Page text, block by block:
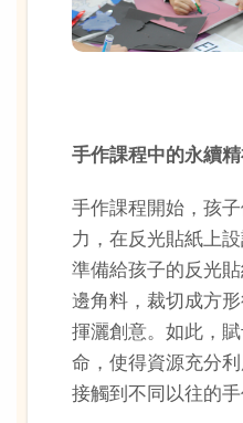
手作課程中的永續
手作課程開始，孩
力，在反光貼紙上
準備給孩子的反光
邊角料，裁切成方
揮灑創意。如此，
命，使得資源充分
接觸到不同以往的手